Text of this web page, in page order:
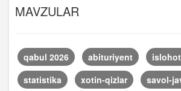
MAVZULAR
qabul 2026 abituriyent
statistika
xotin-qizlar
savol-